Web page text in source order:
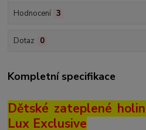
Hodnocení 3
Dotaz 0
Kompletní specifikace
Dětské zateplené
Lux Exclusive